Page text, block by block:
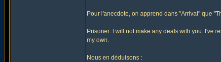
Pour l'anecdote, on apprend dans "Arrival" que
Prisoner: I will not make any deals with you. I've
my own.
Nous en déduisons :